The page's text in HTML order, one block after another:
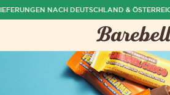
NACH DEUTSCHLAND & ÖSTERREICH
ausblenden